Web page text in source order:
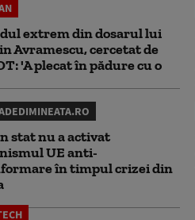
extrem din dosarul lui
Avramescu, cercetat de
'A plecat în pădure cu o
stat nu a activat
UE anti-
în timpul crizei din